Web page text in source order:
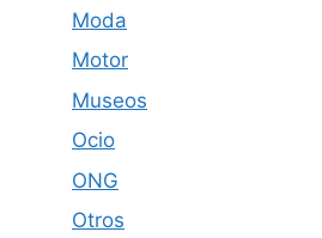
Moda
Motor
Museos
Ocio
ONG
Otros